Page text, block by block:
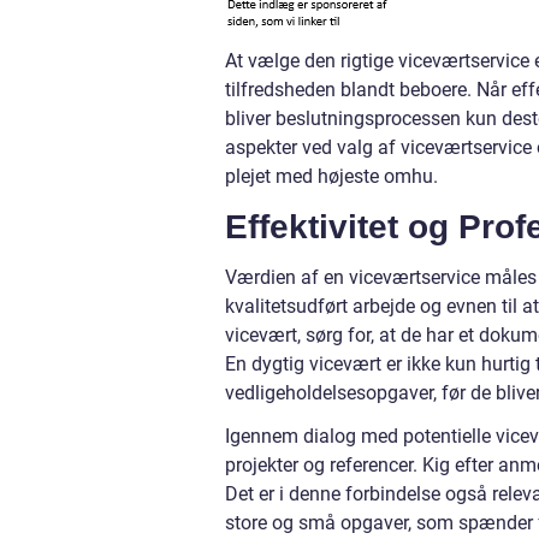
At vælge den rigtige viceværtservice
tilfredsheden blandt beboere. Når
bliver beslutningsprocessen kun
aspekter ved valg af
plejet med højeste omhu.
Effektivitet og
Værdien af en viceværtservice
kvalitetsudført arbejde og evnen til
vicevært, sørg for, at de har et
En dygtig vicevært er ikke kun hurtig
vedligeholdelsesopgaver, før de
Igennem dialog med potentielle
projekter og referencer. Kig efter
Det er i denne forbindelse også
store og små opgaver, som